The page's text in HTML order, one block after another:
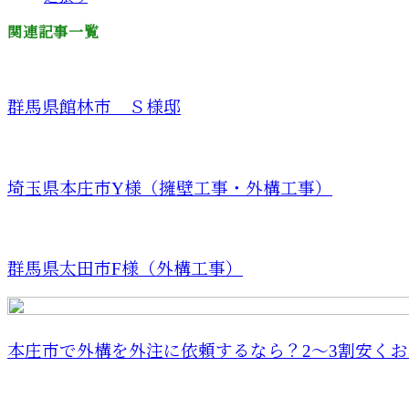
関連記事一覧
群馬県館林市 Ｓ様邸
埼玉県本庄市Y様（擁壁工事・外構工事）
群馬県太田市F様（外構工事）
本庄市で外構を外注に依頼するなら？2〜3割安く